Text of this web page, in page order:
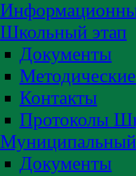
Школьный этап
Документы
Контакты
Протоколы
Муниципальный
Документы